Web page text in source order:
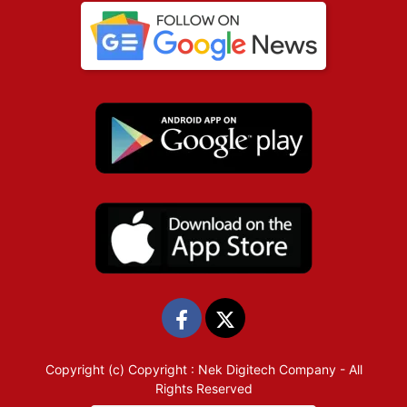
Copyright (c) Copyright : Nek Digitech Company- All
Rights Reserved